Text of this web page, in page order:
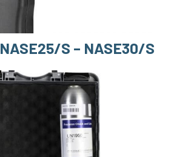
NASE25/S – NASE30/S